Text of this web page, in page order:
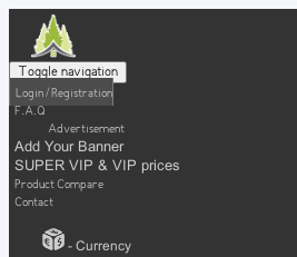
Toggle navigation
Login / Registration
F.A.Q
Advertisement
Add Your Banner
SUPER VIP & VIP prices
Product Compare
Contact
- Currency